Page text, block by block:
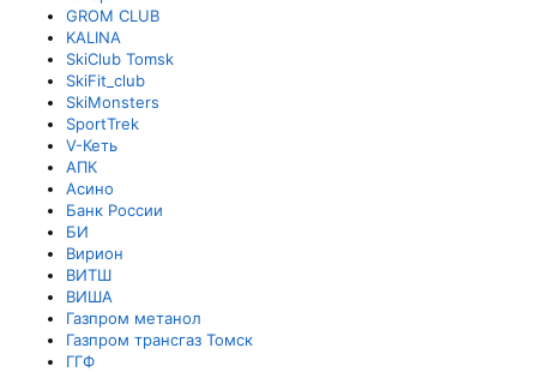
GROM CLUB
KALINA
SkiClub Tomsk
SkiFit_club
SkiMonsters
SportTrek
V-Кеть
АПК
Асино
Банк России
БИ
Вирион
ВИТШ
ВИША
Газпром метанол
Газпром трансгаз Томск
ГГФ